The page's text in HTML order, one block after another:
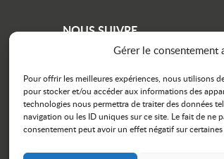
Gérer le consentement
Pour offrir les meilleures expériences, nous utilisons
pour stocker et/ou accéder aux informations des
technologies nous permettra de traiter des données
navigation ou les ID uniques sur ce site. Le fait de ne
consentement peut avoir un effet négatif sur
NOUS SUIVRE